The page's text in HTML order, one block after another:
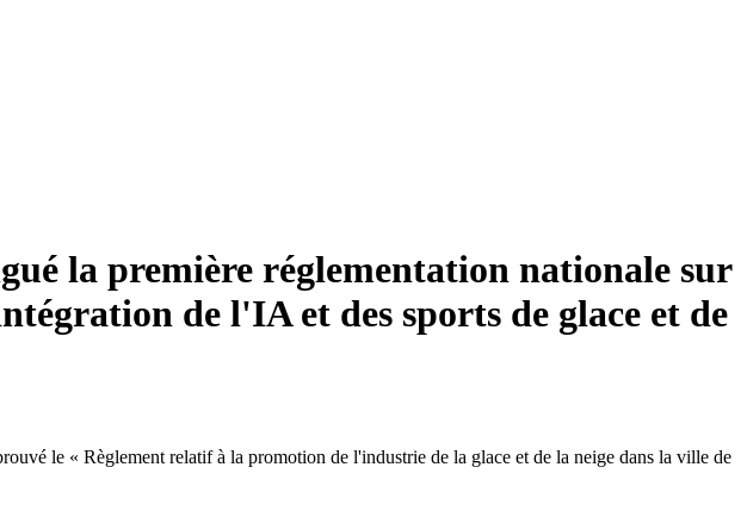
la première réglementation nationale sur
de l'IA et des sports de glace et de
le « Règlement relatif à la promotion de l'industrie de la glace et de la neige dans la ville de